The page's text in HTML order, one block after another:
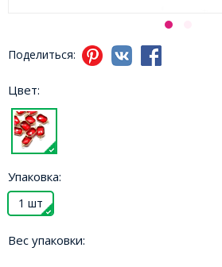
Поделиться:
Цвет:
Упаковка:
1 шт
Вес упаковки: